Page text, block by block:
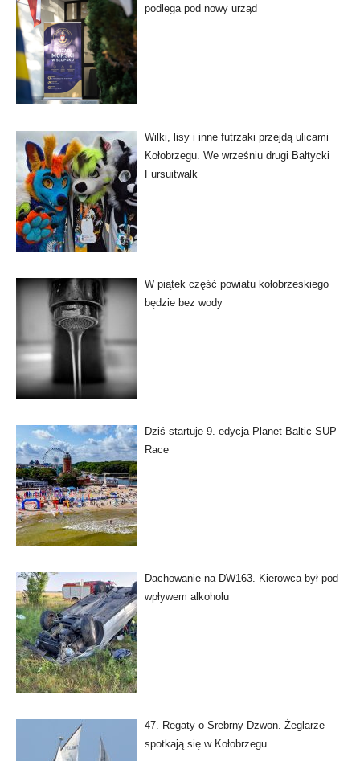
podlega pod nowy urząd
Wilki, lisy i inne futrzaki przejdą ulicami
Kołobrzegu. We wrześniu drugi Bałtycki
Fursuitwalk
W piątek część powiatu kołobrzeskiego
będzie bez wody
Dziś startuje 9. edycja Planet Baltic SUP
Race
Dachowanie na DW163. Kierowca był pod
wpływem alkoholu
47. Regaty o Srebrny Dzwon. Żeglarze
spotkają się w Kołobrzegu